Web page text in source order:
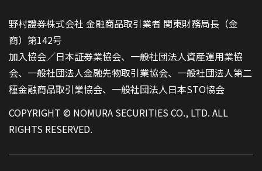
野村證券株式会社 金融商品取引業者 関東財務局長（金
商）第142号
加入協会／日本証券業協会、一般社団法人資産運用業協
会、一般社団法人金融先物取引業協会、一般社団法人第二
種金融商品取引業協会、一般社団法人日本STO協会
COPYRIGHT © NOMURA SECURITIES CO., LTD. ALL
RIGHTS RESERVED.